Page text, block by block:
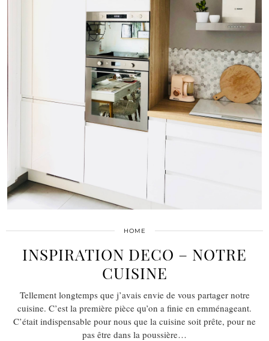
HOME
INSPIRATION DECO – NOTRE
CUISINE
Tellement longtemps que j’avais envie de vous partager notre
cuisine. C’est la première pièce qu’on a finie en emménageant.
C’était indispensable pour nous que la cuisine soit prête, pour ne
pas être dans la poussière…